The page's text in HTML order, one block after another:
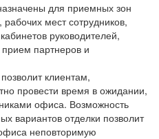
для приемных зон
мест сотрудников,
руководителей,
партнеров и
клиентам,
провести время в ожидании,
офиса. Возможность
вариантов отделки позволит
неповторимую